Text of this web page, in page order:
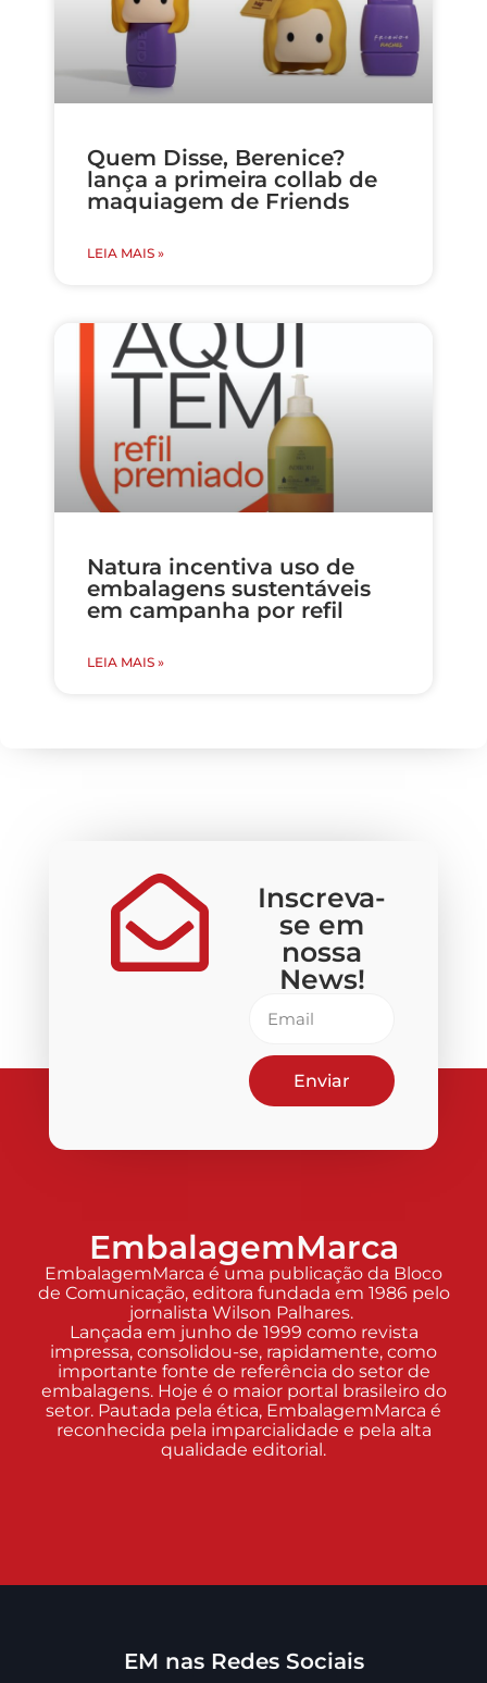
Quem Disse, Berenice?
lança a primeira collab de
maquiagem de Friends
LEIA MAIS »
Natura incentiva uso de
embalagens sustentáveis
em campanha por refil
LEIA MAIS »
Inscreva-
se em
nossa
News!
Enviar
EmbalagemMarca
EmbalagemMarca é uma publicação da Bloco
de Comunicação, editora fundada em 1986 pelo
jornalista Wilson Palhares.
Lançada em junho de 1999 como revista
impressa, consolidou-se, rapidamente, como
importante fonte de referência do setor de
embalagens. Hoje é o maior portal brasileiro do
setor. Pautada pela ética, EmbalagemMarca é
reconhecida pela imparcialidade e pela alta
qualidade editorial.
EM nas Redes Sociais